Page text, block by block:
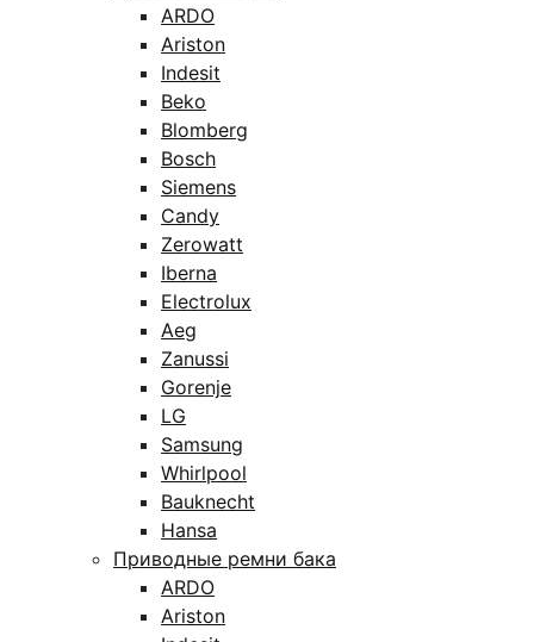
ARDO
Ariston
Indesit
Beko
Blomberg
Bosch
Siemens
Candy
Zerowatt
Iberna
Electrolux
Aeg
Zanussi
Gorenje
LG
Samsung
Whirlpool
Bauknecht
Hansa
Приводные ремни бака
ARDO
Ariston